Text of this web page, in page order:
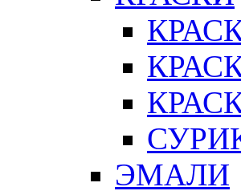
ЭМАЛИ